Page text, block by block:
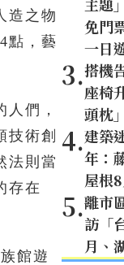
造之物
點，藝
們，
技術創
法則當
存在
館遊
免門
一日
3.搭機
座椅
頭枕
4.建築
年：
屋根
5.離市
訪「
月、